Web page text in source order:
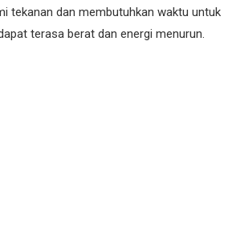
tekanan dan membutuhkan waktu untuk
terasa berat dan energi menurun.